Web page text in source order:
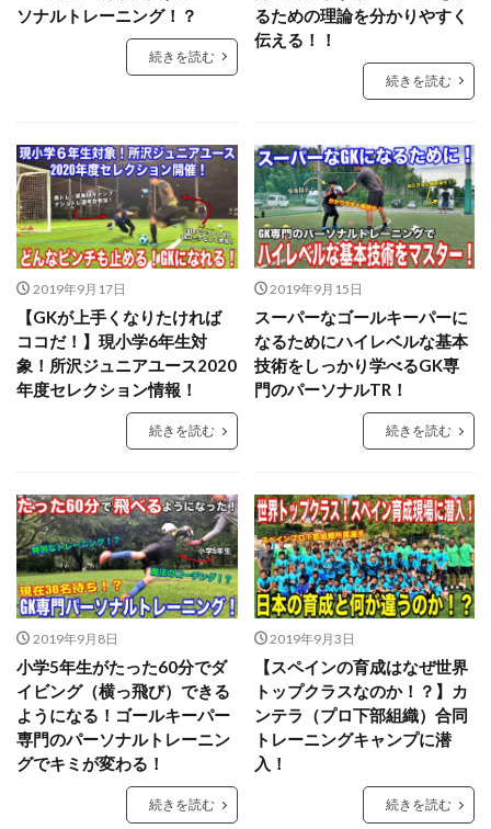
ソナルトレーニング！？
続きを読む
るための理論を分かりやすく
伝える！！
続きを読む
2019年9月17日
【GKが上手くなりたければ
ココだ！】現小学6年生対
象！所沢ジュニアユース2020
年度セレクション情報！
続きを読む
2019年9月15日
スーパーなゴールキーパーに
なるためにハイレベルな基本
技術をしっかり学べるGK専
門のパーソナルTR！
続きを読む
2019年9月8日
小学5年生がたった60分でダ
イビング（横っ飛び）できる
ようになる！ゴールキーパー
専門のパーソナルトレーニン
グでキミが変わる！
続きを読む
2019年9月3日
【スペインの育成はなぜ世界
トップクラスなのか！？】カ
ンテラ（プロ下部組織）合同
トレーニングキャンプに潜
入！
続きを読む
キャッチング
キャンプ
キーパーグローブ
キーパーコーチ
ギラヴァンツ
クロスステップ
クロスボール
クールジャパン
グラスピア
グローバルエリート
コラプシング
コンサドーレ札幌
コーチング
ゴールキーパ
ゴールキーパー
ゴールキーパー練習
ゴールデンエイジ
サイドステップ
サイドボレー
サッカー少年
サッカー留学
ザスパクサツ群馬U-15
シュートストップ
シンガポール
ジャンプ
ジャンプ&キャッチ
ジュニア
ジュニアユース
スカウティング
ストレス
スピード スペイン
スポーツ科学部
スマートフォン
スーパーな基本技術
セカンドアクション
セカンドボール
タイ
タイインターナショナルユースカップ
タイ遠征
タクティクス
ダイビング
ダビド・デヘア
ダブルアクション
チャレンジ
チャンネル登録
チャンネル登録者数
ツイッター
テアシュテーゲン
テア・シュテーゲン
ティポ・クルトワ
テクニック
ディストリビューション
ディフレクティング
トップ登録
トライ＆エラー＆トライ
トレセン
トレーニング
トレーニングウェア
ドイツ